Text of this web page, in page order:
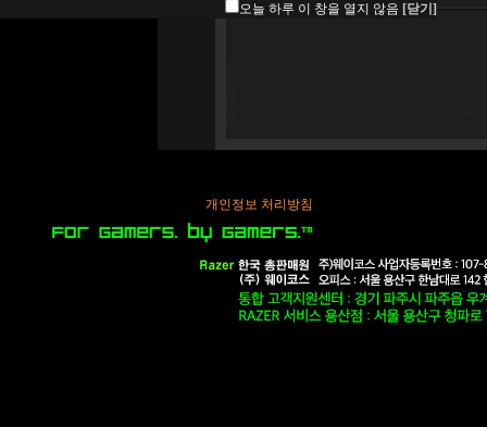
오늘 하루 이 창을 열지 않음 [닫기]
개인정보 처리방침